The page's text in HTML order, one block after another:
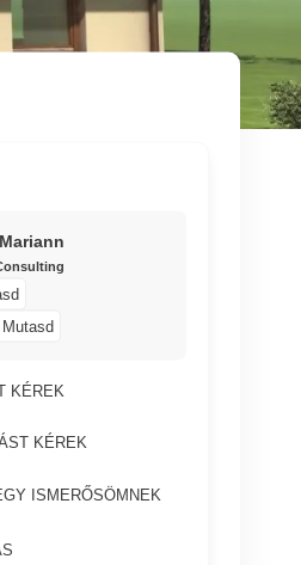
Mutasd
KÉREK
KÉREK
ISMERŐSÖMNEK